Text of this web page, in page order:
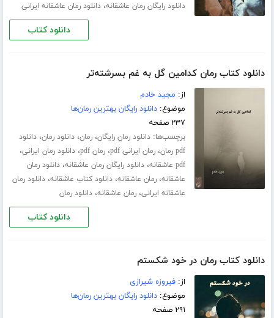
دانلود رایگان رمان عاشقانه،دانلود رمان عاشقانه ایرانی
دانلود کتاب
دانلود کتاب رمان کدامین گل به غم بسرشته‌تر
از: مجید خادم
موضوع:دانلود رایگان بهترین رمان‌ها
۲۳۷ صفحه
برچسب‌ها:دانلود رمان رایگان،رمان،دانلود رمان،دانلود
pdf رمان
،رمان ایرانی pdf ،رمان pdf ،دانلود رمان ایرانی،
pdf عاشقانه ،دانلود رایگان رمان عاشقانه،دانلود رمان
عاشقانه،رمان عاشقانه،دانلود کتاب عاشقانه،دانلود رمان
عاشقانه ایرانی،رمان عاشقانه،دانلود رمان
دانلود کتاب
دانلود کتاب رمان در خود شکستم
از:فیروزه شیرازی
موضوع:دانلود رایگان بهترین رمان‌ها
۲۹۱ صفحه